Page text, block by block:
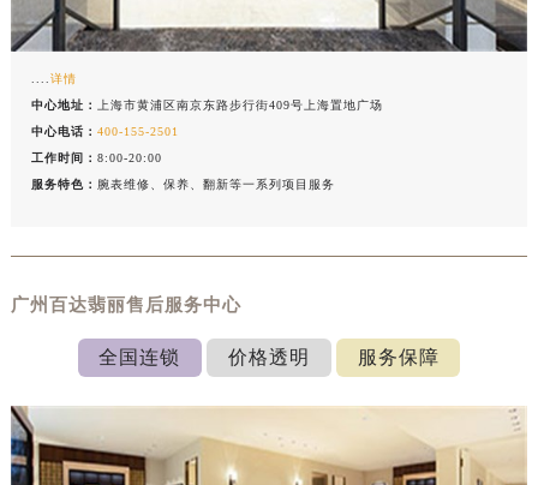
....详情
中心地址：
上海市黄浦区南京东路步行街409号上海置地广场
中心电话：400-155-2501
工作时间：8:00-20:00
服务特色： 腕表维修、保养、翻新等一系列项目服务
广州百达翡丽售后服务中心
全国连锁 价格透明 服务保障